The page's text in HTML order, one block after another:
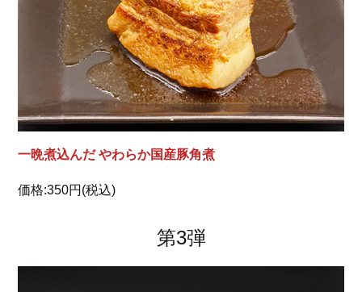
一晩煮込んだ やわらか国産豚角煮
価格:350円(税込)
第3弾